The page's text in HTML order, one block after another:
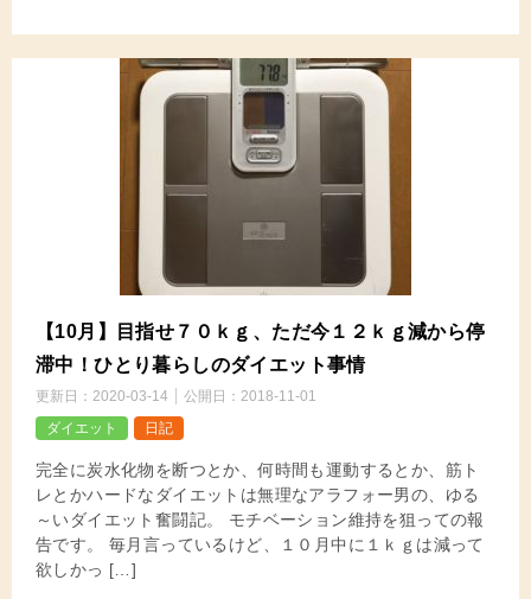
【10月】目指せ７０ｋｇ、ただ今１２ｋｇ減から停
滞中！ひとり暮らしのダイエット事情
更新日： 2020-03-14 公開日： 2018-11-01
ダイエット
日記
完全に炭水化物を断つとか、何時間も運動するとか、筋ト
レとかハードなダイエットは無理なアラフォー男の、ゆる
～いダイエット奮闘記。 モチベーション維持を狙っての報
告です。 毎月言っているけど、１０月中に１ｋｇは減って
欲しかっ […]